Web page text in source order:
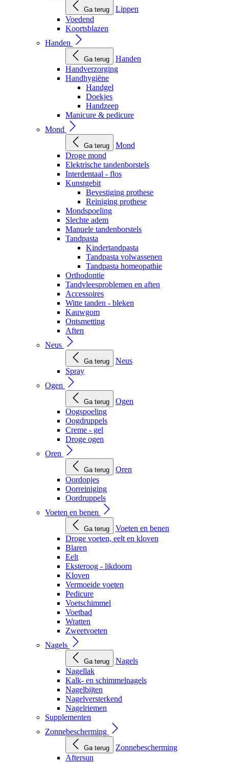
Ga terug
Lippen
Voedend
Koortsblazen
Handen
Ga terug
Handen
Handverzorging
Handhygiëne
Handgel
Doekjes
Handzeep
Manicure & pedicure
Mond
Ga terug
Mond
Droge mond
Elektrische tandenborstels
Interdentaal - flos
Kunstgebit
Bevestiging prothese
Reiniging prothese
Mondspoeling
Slechte adem
Manuele tandenborstels
Tandpasta
Kindertandpasta
Tandpasta volwassenen
Tandpasta homeopathie
Orthodontie
Tandvleesproblemen en aften
Accessoires
Witte tanden - bleken
Kauwgom
Ontsmetting
Aften
Neus
Ga terug
Neus
Spray
Ogen
Ga terug
Ogen
Oogspoeling
Oogdruppels
Creme - gel
Droge ogen
Oren
Ga terug
Oren
Oordopjes
Oorreiniging
Oordruppels
Voeten en benen
Ga terug
Voeten en benen
Droge voeten, eelt en kloven
Blaren
Eelt
Eksteroog - likdoorn
Kloven
Vermoeide voeten
Pedicure
Voetschimmel
Voetbad
Wratten
Zweetvoeten
Nagels
Ga terug
Nagels
Nagellak
Kalk- en schimmelnagels
Nagelbijten
Nagelversterkend
Nagelriemen
Supplementen
Zonnebescherming
Ga terug
Zonnebescherming
Aftersun